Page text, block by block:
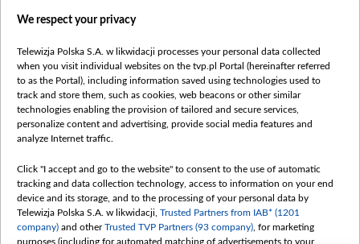
Правила использования материалов
Безопасность
Youtube
Белсат news
Белсат Life
Belsat English
Biełsat PL
Белсат Now
Белсат Shorts
We respect your privacy
Telewizja Polska S.A. w likwidacji processes your personal data collected
when you visit individual websites on the tvp.pl Portal (hereinafter referred
to as the Portal), including information saved using technologies used to
track and store them, such as cookies, web beacons or other similar
technologies enabling the provision of tailored and secure services,
personalize content and advertising, provide social media features and
analyze Internet traffic.
Click "I accept and go to the website" to consent to the use of automatic
tracking and data collection technology, access to information on your end
device and its storage, and to the processing of your personal data by
Telewizja Polska S.A. w likwidacji, Trusted Partners from IAB* (1201
company) and otherTrusted TVP Partners (93 company) , for marketing
purposes (including for automated matching of advertisements to your